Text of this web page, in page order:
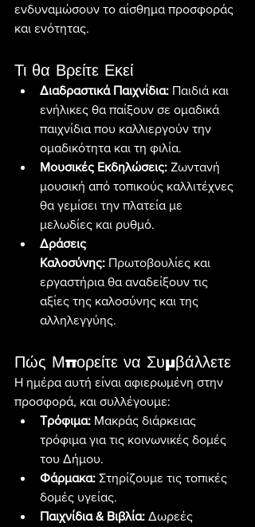
ενδυναμώσουν το αίσθημα προσφοράς
και ενότητας.
Τι θα Βρείτε Εκεί
Διαδραστικά Παιχνίδια: Παιδιά και
ενήλικες θα παίξουν σε ομαδικά
παιχνίδια που καλλιεργούν την
ομαδικότητα και τη φιλία.
Μουσικές Εκδηλώσεις: Ζωντανή
μουσική από τοπικούς καλλιτέχνες
θα γεμίσει την πλατεία με
μελωδίες και ρυθμό.
Δράσεις
Καλοσύνης: Πρωτοβουλίες και
εργαστήρια θα αναδείξουν τις
αξίες της καλοσύνης και της
αλληλεγγύης.
Πώς Μπορείτε να Συμβάλλετε
Η ημέρα αυτή είναι αφιερωμένη στην
προσφορά, και συλλέγουμε:
Τρόφιμα: Μακράς διάρκειας
τρόφιμα για τις κοινωνικές δομές
του Δήμου.
Φάρμακα: Στηρίζουμε τις τοπικές
δομές υγείας.
Παιχνίδια & Βιβλία: Δωρεές